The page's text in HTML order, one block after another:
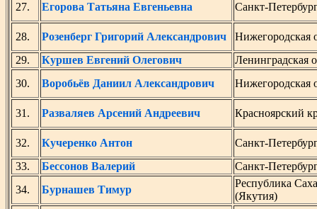
27.
Егорова Татьяна Евгеньевна Санкт-
28. Розенберг Григорий Александрович
Нижегородская
29.
Куршев Евгений Олегович
Ленинградская
30.
Воробьёв Даниил Александрович Нижегородская
31. Разваляев Арсений Андреевич Красноярский
32. Кучеренко Антон
Санкт-
33.
Бессонов Валерий
Санкт-
34.
Бурнашев Тимур
Республика Саха
(Якутия)